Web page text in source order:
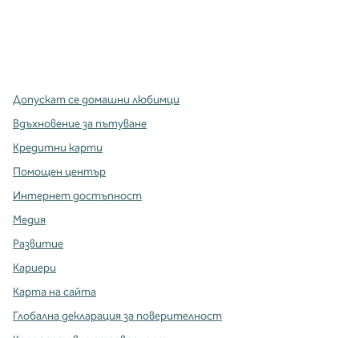
Допускат се домашни любимци
Вдъхновение за пътуване
Кредитни карти
Помощен център
Интернет достъпност
Медия
Развитие
Кариери
Карта на сайта
Глобална декларация за поверителност